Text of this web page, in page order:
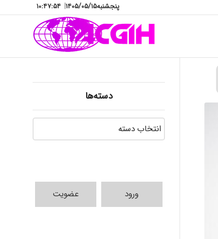
پنجشنبه۱۴۰۵/۰۵/۱۵| ۱۰:۴۷:۵۵
دسته‌ها
دسته‌ها
ورود عضویت